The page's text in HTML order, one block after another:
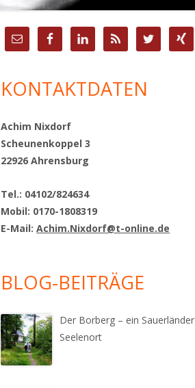
Haupt-
KONTAKTDATEN
Achim Nixdorf
Scheunenkoppel 3
22926 Ahrensburg
Tel.: 04102/824634
Mobil: 0170-1808319
E-Mail:Achim.Nixdorf@t-online.de
BLOG-BEITRÄGE
Der Borberg – ein Sauerländer
Seelenort